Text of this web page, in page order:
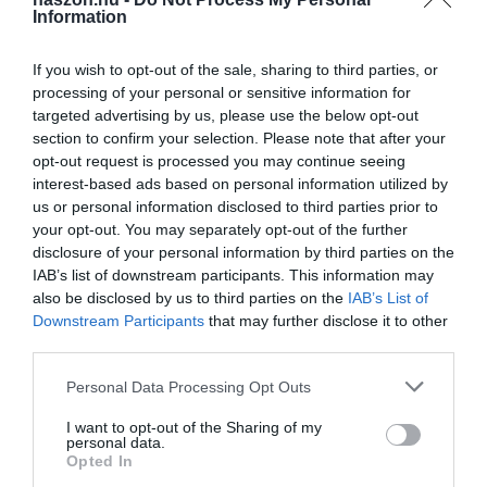
Information
If you wish to opt-out of the sale, sharing to third parties, or
processing of your personal or sensitive information for
targeted advertising by us, please use the below opt-out
section to confirm your selection. Please note that after your
opt-out request is processed you may continue seeing
interest-based ads based on personal information utilized by
us or personal information disclosed to third parties prior to
your opt-out. You may separately opt-out of the further
disclosure of your personal information by third parties on the
IAB’s list of downstream participants. This information may
also be disclosed by us to third parties on the IAB’s List of
Downstream Participants that may further disclose it to other
Please note that this website/app uses one or more Google
not limited to your visit or usage behaviour. You may click to
grant or deny consent to Google and its third-party tags to
use your data for below specified purposes in below Google
Personal Data Processing Opt Outs
I want to opt-out of the Sharing of my
personal data.
Opted In
Olvasd el ezt is!
A vasfüggönyt is áttörte az elfeledett magyar
traktorcsoda
Ne dőlj be: egyre gyakoribb ez a traktoros csalás
Jelentős mínuszban a búza ára
csapadék hungaromet